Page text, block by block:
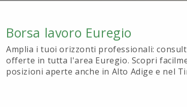
Borsa lavoro Euregio
Amplia i tuoi orizzonti professionali:
offerte in tutta l'area Euregio. Scopri
posizioni aperte anche in Alto Adige e nel